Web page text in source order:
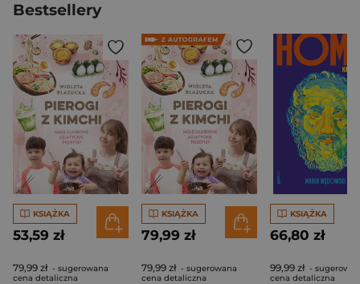
Bestsellery
KSIĄŻKA
53,59 zł
79,99 zł - sugerowana
cena detaliczna
KSIĄŻKA
79,99 zł
79,99 zł - sugerowana
cena detaliczna
KSIĄŻKA
66,80 zł
99,99 zł -
cena detaliczna